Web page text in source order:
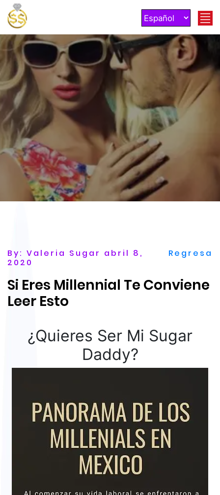
Regresa
By: Valeria Sugar abril 8,
2020
Si Eres Millennial Te Conviene
Leer Esto
¿Quieres Ser Mi Sugar
Daddy?